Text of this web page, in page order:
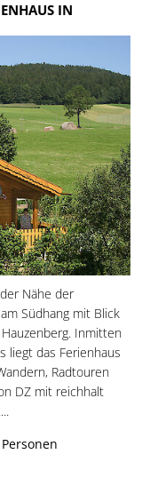
IN
Nähe der
Südhang mit Blick
Inmitten
liegt das Ferienhaus
Radtouren
DZ mit reichhalt